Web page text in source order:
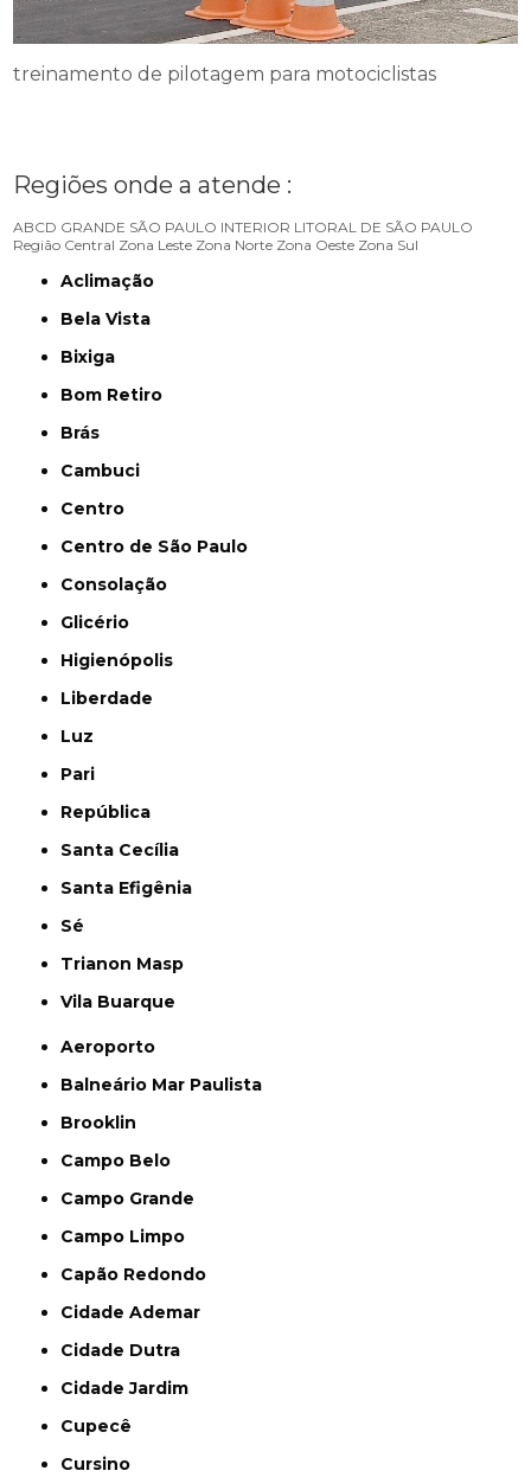
treinamento de pilotagem para motociclistas
Regiões onde a atende :
ABCD GRANDE SÃO PAULO INTERIOR LITORAL DE SÃO PAULO
Região Central Zona Leste Zona Norte Zona Oeste Zona Sul
Aclimação
Bela Vista
Bixiga
Bom Retiro
Brás
Cambuci
Centro
Centro de São Paulo
Consolação
Glicério
Higienópolis
Liberdade
Luz
Pari
República
Santa Cecília
Santa Efigênia
Sé
Trianon Masp
Vila Buarque
Aeroporto
Balneário Mar Paulista
Brooklin
Campo Belo
Campo Grande
Campo Limpo
Capão Redondo
Cidade Ademar
Cidade Dutra
Cidade Jardim
Cupecê
Cursino